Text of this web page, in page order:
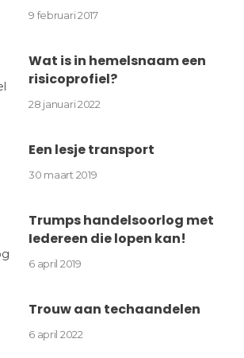
9 februari 2017
Wat is in hemelsnaam een
risicoprofiel?
28 januari 2022
Een lesje transport
30 maart 2019
Trumps handelsoorlog met
Iedereen die lopen kan!
6 april 2019
Trouw aan techaandelen
6 april 2022